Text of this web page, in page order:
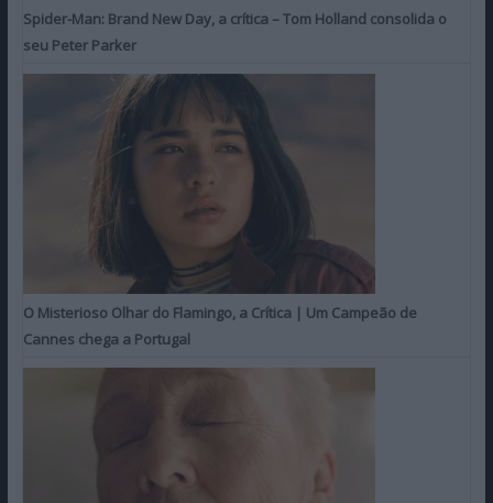
Spider-Man: Brand New Day, a crítica – Tom Holland consolida o
seu Peter Parker
O Misterioso Olhar do Flamingo, a Crítica | Um Campeão de
Cannes chega a Portugal